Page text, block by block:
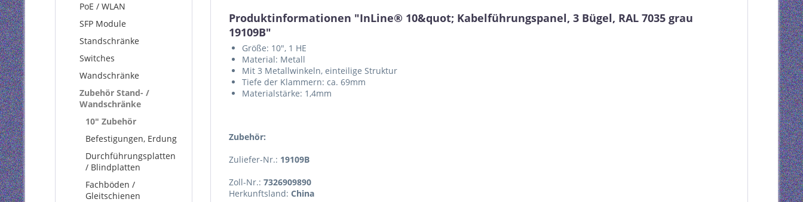
PoE / WLAN
SFP Module
Standschränke
Switches
Wandschränke
Zubehör Stand- /
Wandschränke
10" Zubehör
Befestigungen, Erdung
Durchführungsplatten
/ Blindplatten
Fachböden /
Gleitschienen
Produktinformationen "InLine® 10&quot; Kabelführungspanel, 3 Bügel, RAL 7035 grau
19109B"
Größe: 10", 1 HE
Material: Metall
Mit 3 Metallwinkeln, einteilige Struktur
Tiefe der Klammern: ca. 69mm
Materialstärke: 1,4mm
Zubehör:
Zuliefer-Nr.: 19109B
Zoll-Nr.: 7326909890
Herkunftsland: China